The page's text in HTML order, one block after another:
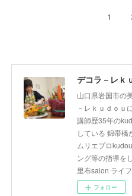
1
デコラ－レｋ
山口県岩国市の
－レｋｕｄｏｕ
講師歴35年の
している 錦帯
ムリエプロ
ング等の指導を
里布salon ライ
フォロー